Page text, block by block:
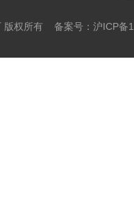
版权所有 备案号：沪ICP备